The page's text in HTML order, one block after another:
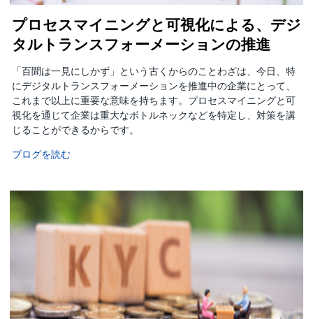
プロセスマイニングと可視化による、デジ
タルトランスフォーメーションの推進
「百聞は一見にしかず」という古くからのことわざは、今日、特
にデジタルトランスフォーメーションを推進中の企業にとって、
これまで以上に重要な意味を持ちます。プロセスマイニングと可
視化を通じて企業は重大なボトルネックなどを特定し、対策を講
じることができるからです。
ブログを読む